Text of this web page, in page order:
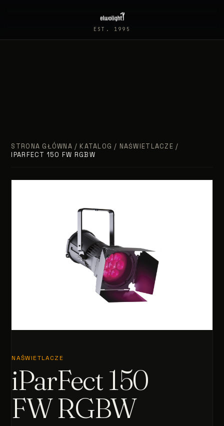
EST. 1995
STRONA GŁÓWNA / KATALOG / NAŚWIETLACZE /
IPARFECT 150 FW RGBW
NAŚWIETLACZE
iParFect 150
FW RGBW